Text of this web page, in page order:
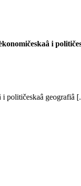
i
i političeskaâ